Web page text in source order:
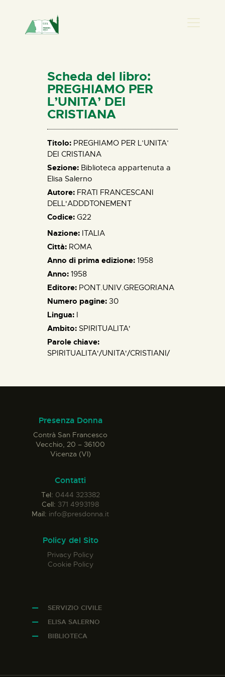
HOME
CHI SIAMO
NEWS
PERCORSI
ELISA SALERNO
CONTATTI
Scheda del libro:
PREGHIAMO PER
L’UNITA’ DEI
CRISTIANA
Titolo: PREGHIAMO PER L’UNITA’
DEI CRISTIANA
Sezione: Biblioteca appartenuta a
Elisa Salerno
Autore: FRATI FRANCESCANI
DELL'ADDDTONEMENT
Codice: G22
Nazione: ITALIA
Città: ROMA
Anno di prima edizione: 1958
Anno: 1958
Editore: PONT.UNIV.GREGORIANA
Numero pagine: 30
Lingua: I
Ambito: SPIRITUALITA'
Parole chiave:
SPIRITUALITA'/UNITA'/CRISTIANI/
Presenza Donna
Contrà San Francesco
Vecchio, 20 – 36100
Vicenza (VI)
Contatti
Tel: 0444 323382
Cell: 371 4993198
Mail: info@presdonna.it
Policy del Sito
Privacy Policy
Cookie Policy
SERVIZIO CIVILE
ELISA SALERNO
BIBLIOTECA